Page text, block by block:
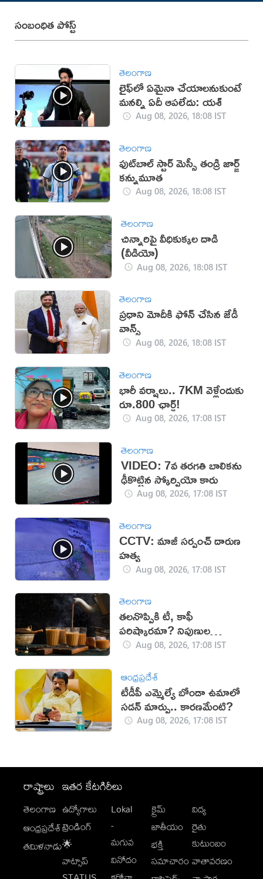
సంబంధిత పోస్ట్
తెలంగాణ
లైఫ్‌లో ఏమైనా చేయాలనుకుంటే
మనల్ని ఏదీ ఆపలేదు: యశ్
Aug 08, 2026, 18:08 IST
తెలంగాణ
ఫుట్‌బాల్ స్టార్ మెస్సీ తండ్రి జార్జ్
కన్నుమూత
Aug 08, 2026, 18:08 IST
తెలంగాణ
చిన్నారిపై వీధికుక్కల దాడి
(వీడియో)
Aug 08, 2026, 18:08 IST
తెలంగాణ
ప్రధాని మోదీకి ఫోన్ చేసిన జేడీ
వాన్స్
Aug 08, 2026, 18:08 IST
తెలంగాణ
భారీ వర్షాలు.. 7KM వెళ్లేందుకు
రూ.800 ఛార్జ్!
Aug 08, 2026, 17:08 IST
తెలంగాణ
VIDEO: 7వ తరగతి బాలికను
ఢీకొట్టిన స్కోర్పియో కారు
Aug 08, 2026, 17:08 IST
తెలంగాణ
CCTV: మాజీ సర్పంచ్ దారుణ
హత్య
Aug 08, 2026, 17:08 IST
తెలంగాణ
తలనొప్పికి టీ, కాఫీ
పరిష్కారమా? నిపుణుల
సూచనలు ఇవే!
Aug 08, 2026, 17:08 IST
ఆంధ్రప్రదేశ్
టీడీపీ ఎమ్మెల్యే బోండా ఉమాలో
సడన్‌ మార్పు.. కారణమేంటి?
Aug 08, 2026, 17:08 IST
రాష్ట్రాలు
తెలంగాణ
ఆంధ్రప్రదేశ్
తమిళనాడు
ఇతర కేటగిరీలు
ఉద్యోగాలు
ట్రెండింగ్
🌟
వాట్సాప్
Lokal
-
మగువ
వినోదం
క్రైమ్
జాతీయం
భక్తి
సమాచారం
విద్య
రైతు
కుటుంబం
వాతావరణం